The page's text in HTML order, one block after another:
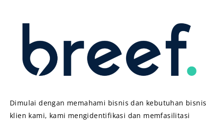
Dimulai dengan memahami bisnis dan kebutuhan bisnis
klien kami, kami mengidentifikasi dan memfasilitasi